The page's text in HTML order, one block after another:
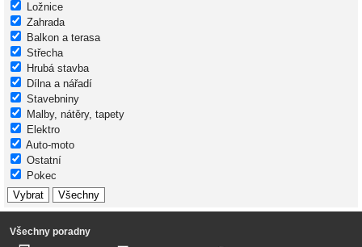
Ložnice
Zahrada
Balkon a terasa
Střecha
Hrubá stavba
Dílna a nářadí
Stavebniny
Malby, nátěry, tapety
Elektro
Auto-moto
Ostatní
Pokec
Všechny poradny